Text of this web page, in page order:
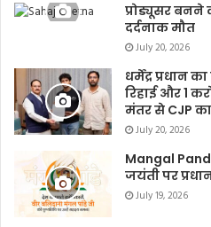
प्रोड्यूसर
दर्दनाक मौत
July 20, 2026
धर्मेंद्र प्रधान
रिहाई और 1
मंतर से CJP
July 20, 2026
Mangal
जयंती पर
July 19, 2026